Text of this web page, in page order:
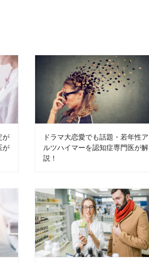
が
が
ドラマ大恋愛でも話題・若年性ア
ルツハイマーを認知症専門医が解
説！